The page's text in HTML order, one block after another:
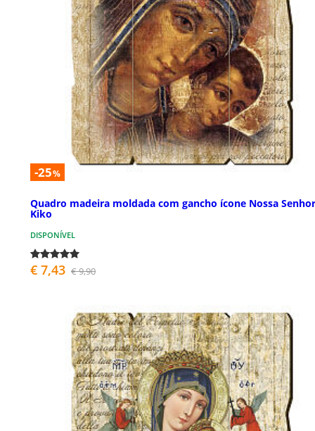
-25%
Quadro madeira moldada com gancho ícone Nossa
Kiko
DISPONÍVEL
€ 7,43 € 9,90